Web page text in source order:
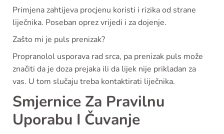
Primjena zahtijeva procjenu koristi i rizika od strane
liječnika. Poseban oprez vrijedi i za dojenje.
Zašto mi je puls prenizak?
Propranolol usporava rad srca, pa prenizak puls može
značiti da je doza prejaka ili da lijek nije prikladan za
vas. U tom slučaju treba kontaktirati liječnika.
Smjernice Za Pravilnu
Uporabu I Čuvanje